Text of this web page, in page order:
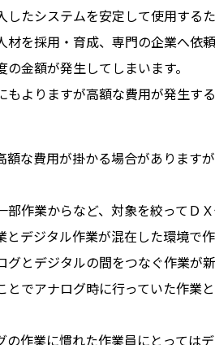
したシステムを安定して使用する
材を採用・育成、専門の企業へ依
金額が発生してしまいます。
よりますが高額な費用が発生する
な費用が掛かる場合があります
作業からなど、対象を絞ってＤＸ
とデジタル作業が混在した環境で
とデジタルの間をつなぐ作業が
とでアナログ時に行っていた作業
の作業に慣れた作業員にとっては